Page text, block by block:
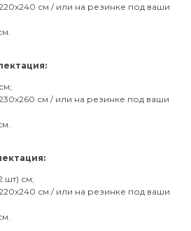
см / или на резинке под ваши
см / или на резинке под ваши
шт) см;
см / или на резинке под ваши